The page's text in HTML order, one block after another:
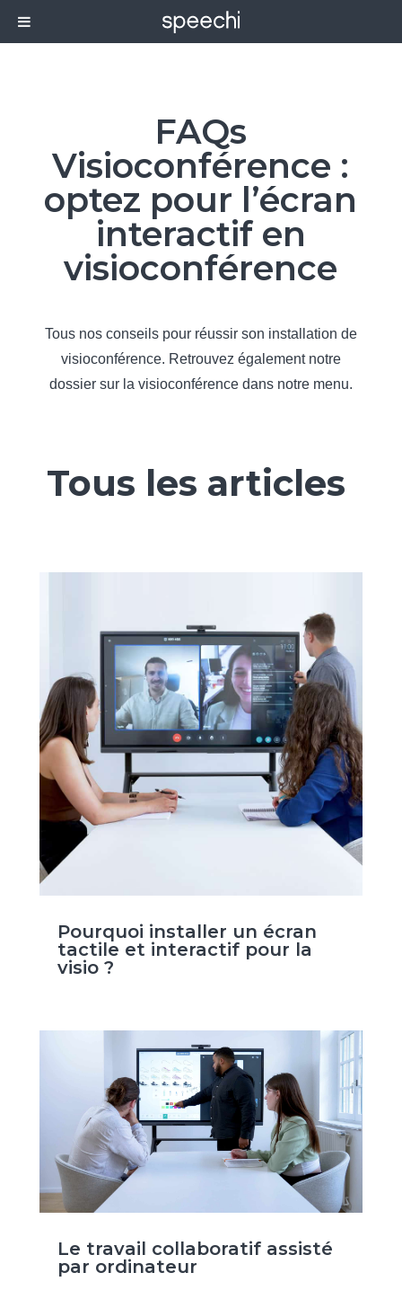
FAQs
Visioconférence :
optez pour l’écran
interactif en
visioconférence
Tous nos conseils pour réussir son installation de
visioconférence. Retrouvez également notre
dossier sur la visioconférence dans notre menu.
Tous les articles
Pourquoi installer un écran
tactile et interactif pour la
visio ?
Le travail collaboratif assisté
par ordinateur